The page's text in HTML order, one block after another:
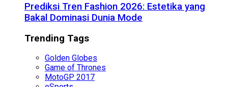
Prediksi Tren Fashion 2026: Estetika yang
Bakal Dominasi Dunia Mode
Trending Tags
Golden Globes
Game of Thrones
MotoGP 2017